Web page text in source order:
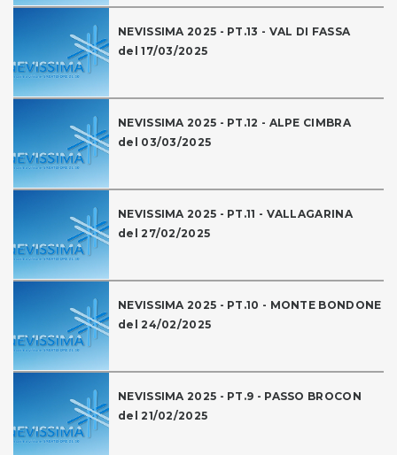
NEVISSIMA 2025 - PT.13 - VAL DI FASSA
del 17/03/2025
NEVISSIMA 2025 - PT.12 - ALPE CIMBRA
del 03/03/2025
NEVISSIMA 2025 - PT.11 - VALLAGARINA
del 27/02/2025
NEVISSIMA 2025 - PT.10 - MONTE BONDONE
del 24/02/2025
NEVISSIMA 2025 - PT.9 - PASSO BROCON
del 21/02/2025